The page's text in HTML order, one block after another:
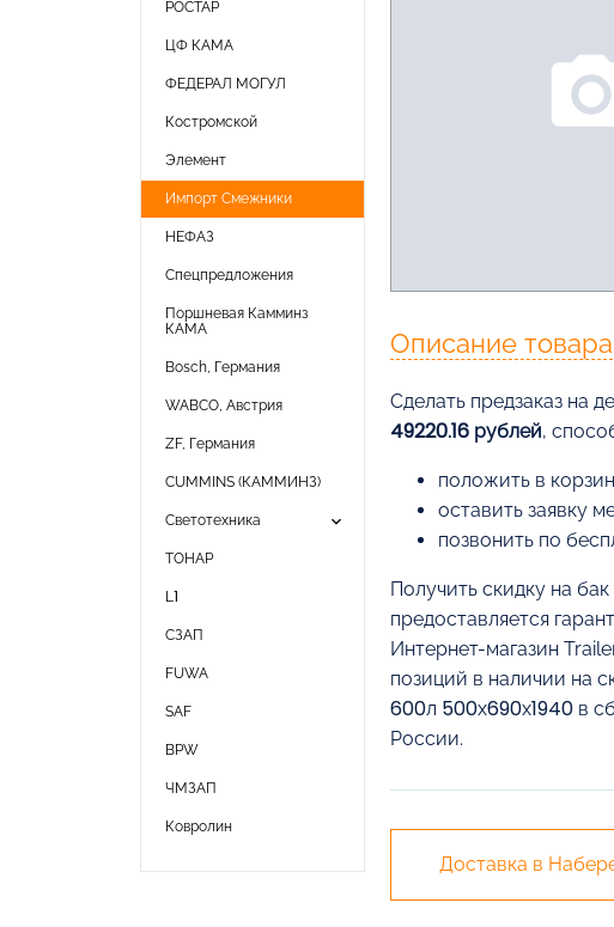
РОСТАР
ЦФ КАМА
ФЕДЕРАЛ МОГУЛ
Костромской
Элемент
Импорт Смежники
НЕФАЗ
Спецпредложения
Поршневая Камминз
КАМА
Bosch, Германия
WABCO, Австрия
ZF, Германия
CUMMINS (КАММИНЗ)
Светотехника keyboard_arrow_down
ТОНАР
L1
СЗАП
FUWA
SAF
BPW
ЧМЗАП
Ковролин
Описание товара
Cделать предзаказ на
49220.16 рублей,
положить в
оставить заявку
позвонить по
Получить скидку на
предоставляется
Интернет-магазин
позиций в наличии на
600л 500х690х1940 в
России.
Доставка в